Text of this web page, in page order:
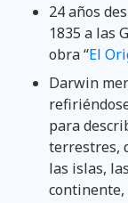
24 años
1835 a las
obra “El
Darwin
para
terrestres,
las islas,
continente,